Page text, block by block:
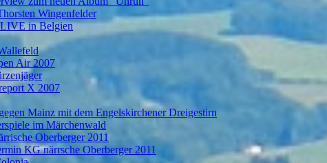
Wingenfelder
in Belgien
Air 2007
X 2007
Mainz mit dem Engelskirchener Dreigestirn
im Märchenwald
Oberberger 2011
KG närrsche Oberberger 2011